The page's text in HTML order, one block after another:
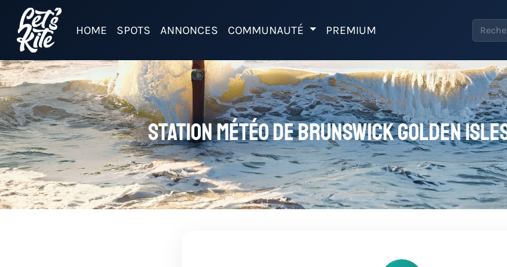
HOME SPOTS ANNONCES COMMUNAUTÉ PREMIUM
Station météo de Brunswick Golden